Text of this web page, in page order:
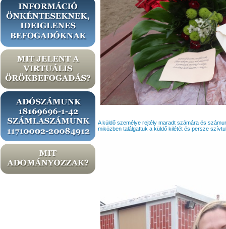
A küldő személye rejtély maradt számára és
miközben találgattuk a küldő kilétét és persze